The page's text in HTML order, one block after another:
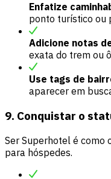
Enfatize
ponto turístico ou
Adicione notas
exata do trem ou
Use tags de
aparecer em
9. Conquistar o
Ser Superhotel é como
para hóspedes.